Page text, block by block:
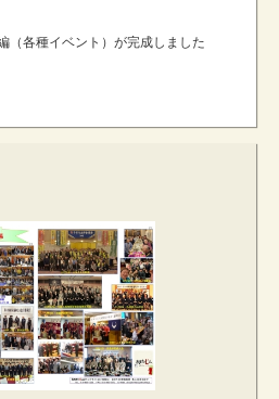
（各種イベント）が完成しました